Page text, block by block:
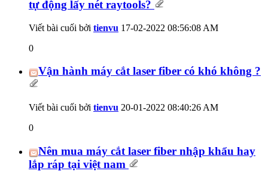
tự động lấy nét raytools?
Viết bài cuối bởi tienvu 17-02-2022 08:56:08 AM
0
Vận hành máy cắt laser fiber có khó không ?
Viết bài cuối bởi tienvu 20-01-2022 08:40:26 AM
0
Nên mua máy cắt laser fiber nhập khẩu hay
lắp ráp tại việt nam